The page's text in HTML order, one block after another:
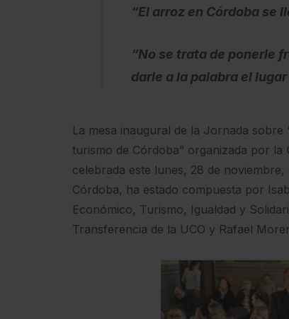
“El arroz en Córdoba se
“No se trata de ponerle
darle a la palabra el
La mesa inaugural de la Jornada
turismo de Córdoba” organizada por la
celebrada este lunes, 28 de
Córdoba, ha estado compuesta por
Económico, Turismo, Igualdad y
Transferencia de la UCO y Rafael